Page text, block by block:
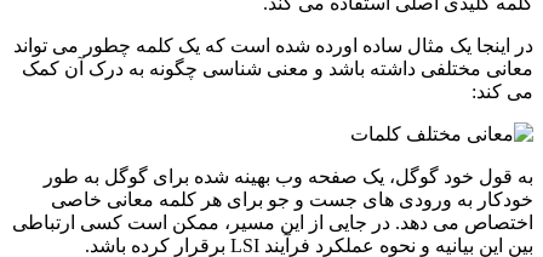
در اینجا یک مثال ساده اورده شده است که یک کلمه چطور می تواند
معانی مختلفی داشته باشد و معنی شناسی چگونه به درک آن کمک
می کند:
به قول خود گوگل، یک صفحه وب بهینه شده برای گوگل به طور
خودکار به ورودی های جست و جو برای هر کلمه معانی خاصی
اختصاص می دهد. در جایی از این مسیر، ممکن است کسی ارتباطی
بین این بیانیه و نحوه عملکرد فرآیند LSI برقرار کرده باشد.